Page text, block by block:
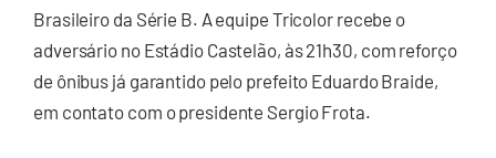
Brasileiro da Série B. A equipe Tricolor recebe o
adversário no Estádio Castelão, às 21h30, com reforço
de ônibus já garantido pelo prefeito Eduardo Braide,
em contato com o presidente Sergio Frota.